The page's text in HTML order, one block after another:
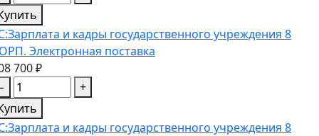
и кадры государственного учреждения 8
Электронная поставка
700 ₽
+
и кадры государственного учреждения 8